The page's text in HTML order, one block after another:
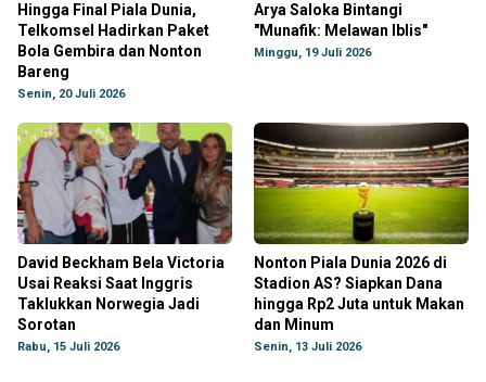
Hingga Final Piala Dunia,
Telkomsel Hadirkan Paket
Bola Gembira dan Nonton
Bareng
Senin, 20 Juli 2026
Arya Saloka Bintangi
"Munafik: Melawan Iblis"
Minggu, 19 Juli 2026
David Beckham Bela Victoria
Usai Reaksi Saat Inggris
Taklukkan Norwegia Jadi
Sorotan
Rabu, 15 Juli 2026
Nonton Piala Dunia 2026 di
Stadion AS? Siapkan Dana
hingga Rp2 Juta untuk Makan
dan Minum
Senin, 13 Juli 2026